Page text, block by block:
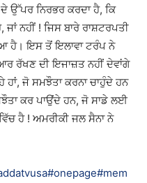
ਉੱਪਰ ਨਿਰਭਰ ਕਰਦਾ ਹੈ, ਕਿ
ਨਹੀਂ ! ਜਿਸ ਬਾਰੇ ਰਾਸ਼ਟਰਪਤੀ
ਹੈ। ਇਸ ਤੋਂ ਇਲਾਵਾ ਟਰੰਪ ਨੇ
ਰੱਖਣ ਦੀ ਇਜਾਜ਼ਤ ਨਹੀਂ ਦੇਵਾਂਗੇ
ਜੋ ਸਮਝੌਤਾ ਕਰਨਾ ਚਾਹੁੰਦੇ ਹਨ
ਕਰ ਪਾਉਂਦੇ ਹਨ, ਜੋ ਸਾਡੇ ਲਈ
ਹੈ ! ਅਮਰੀਕੀ ਜਲ ਸੈਨਾ ਨੇ
#onepage#mem